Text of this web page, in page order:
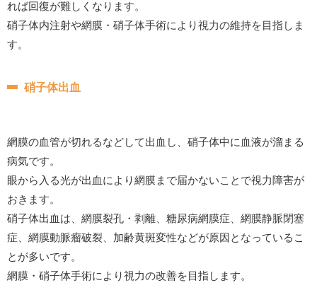
れば回復が難しくなります。
硝子体内注射や網膜・硝子体手術により視力の維持を目指しま
す。
硝子体出血
網膜の血管が切れるなどして出血し、硝子体中に血液が溜まる
病気です。
眼から入る光が出血により網膜まで届かないことで視力障害が
おきます。
硝子体出血は、網膜裂孔・剥離、糖尿病網膜症、網膜静脈閉塞
症、網膜動脈瘤破裂、加齢黄斑変性などが原因となっているこ
とが多いです。
網膜・硝子体手術により視力の改善を目指します。